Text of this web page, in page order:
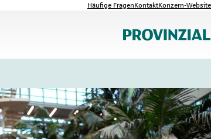
Häufige FragenKontaktKonzern-Website